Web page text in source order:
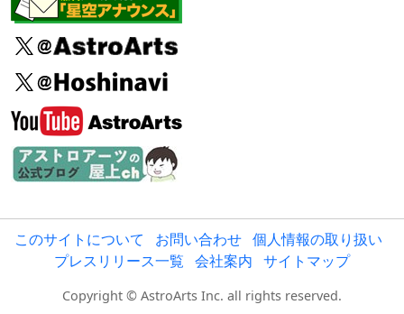
このサイトについて お問い合わせ 個人情報の取り扱い
プレスリリース一覧 会社案内 サイトマップ
Copyright © AstroArts Inc. all rights reserved.